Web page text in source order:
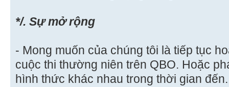
*/. Sự mở rộng
- Mong muốn của chúng tôi là tiếp tục
cuộc thi thường niên trên QBO. Hoặc
hình thức khác nhau trong thời gian đến.